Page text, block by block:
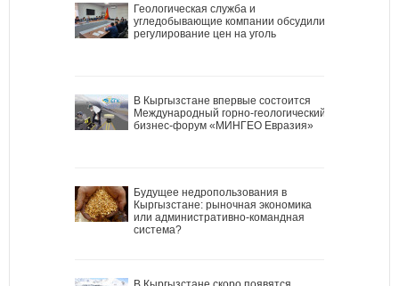
Геологическая служба и
угледобывающие компании обсудили
регулирование цен на уголь
В Кыргызстане впервые состоится
Международный горно-геологический
бизнес-форум «МИНГЕО Евразия»
Будущее недропользования в
Кыргызстане: рыночная экономика
или административно-командная
система?